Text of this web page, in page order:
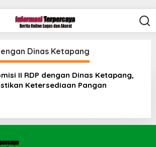
Dinas Ketapang
II RDP dengan Dinas Ketapang,
Ketersediaan Pangan